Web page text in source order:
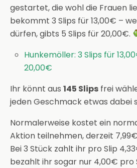
gestartet, die wohl die Frauen
bekommt 3 Slips für 13,00€ –
dürfen, gibts 5 Slips für 20,00€.
Hunkemöller: 3 Slips für
20,00€
Ihr könnt aus 145 Slips frei
jeden Geschmack etwas dabei
Normalerweise kostet ein
Aktion teilnehmen, derzeit
Bei 3 Stück zahlt ihr pro Slip
bezahlt ihr sogar nur 4,00€ pro